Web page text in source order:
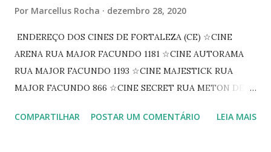
Por Marcellus Rocha dezembro 28, 2020
ENDEREÇO DOS CINES DE FORTALEZA (CE) ☆CINE
ARENA RUA MAJOR FACUNDO 1181 ☆CINE AUTORAMA
RUA MAJOR FACUNDO 1193 ☆CINE MAJESTICK RUA
MAJOR FACUNDO 866 ☆CINE SECRET RUA METON DE
PEIXOTO 1307 ☆CINE IRIS RUA FLORIANO PEIXOTO 1206
COMPARTILHAR POSTAR UM COMENTÁRIO LEIA MAIS